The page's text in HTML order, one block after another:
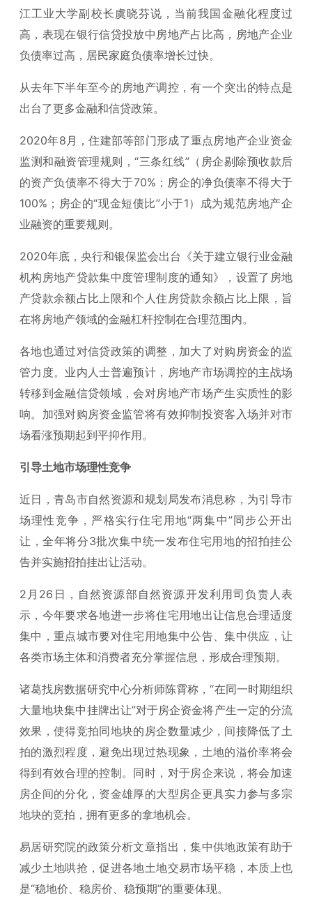
江工业大学副校长虞晓芬说，当前我国金融化程度过
高，表现在银行信贷投放中房地产占比高，房地产企业
负债率过高，居民家庭负债率增长过快。
从去年下半年至今的房地产调控，有一个突出的特点是
出台了更多金融和信贷政策。
2020年8月，住建部等部门形成了重点房地产企业资金
监测和融资管理规则，“三条红线”（房企剔除预收款后
的资产负债率不得大于70%；房企的净负债率不得大于
100%；房企的“现金短债比”小于1）成为规范房地产企
业融资的重要规则。
2020年底，央行和银保监会出台《关于建立银行业金融
机构房地产贷款集中度管理制度的通知》，设置了房地
产贷款余额占比上限和个人住房贷款余额占比上限，旨
在将房地产领域的金融杠杆控制在合理范围内。
各地也通过对信贷政策的调整，加大了对购房资金的监
管力度。业内人士普遍预计，房地产市场调控的主战场
转移到金融信贷领域，会对房地产市场产生实质性的影
响。加强对购房资金监管将有效抑制投资客入场并对市
场看涨预期起到平抑作用。
引导土地市场理性竞争
近日，青岛市自然资源和规划局发布消息称，为引导市
场理性竞争，严格实行住宅用地“两集中”同步公开出
让，全年将分3批次集中统一发布住宅用地的招拍挂公
告并实施招拍挂出让活动。
2月26日，自然资源部自然资源开发利用司负责人表
示，今年要求各地进一步将住宅用地出让信息合理适度
集中，重点城市要对住宅用地集中公告、集中供应，让
各类市场主体和消费者充分掌握信息，形成合理预期。
诸葛找房数据研究中心分析师陈霄称，“在同一时期组织
大量地块集中挂牌出让”对于房企资金将产生一定的分流
效果，使得竞拍同地块的房企数量减少，间接降低了土
拍的激烈程度，避免出现过热现象，土地的溢价率将会
得到有效合理的控制。同时，对于房企来说，将会加速
房企间的分化，资金雄厚的大型房企更具实力参与多宗
地块的竞拍，拥有更多的拿地机会。
易居研究院的政策分析文章指出，集中供地政策有助于
减少土地哄抢，促进各地土地交易市场平稳，本质上也
是“稳地价、稳房价、稳预期”的重要体现。